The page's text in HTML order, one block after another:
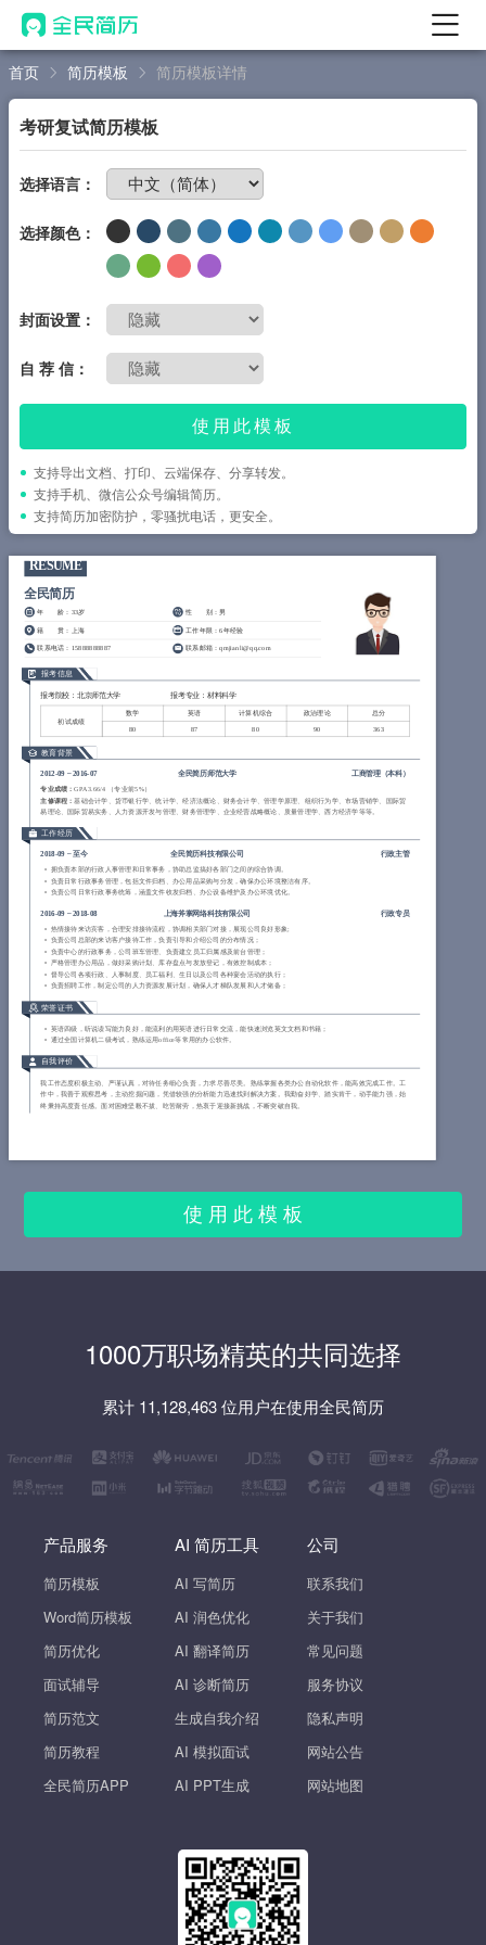
首页
AI 简历工具
AI 优化简历
AI 翻译简历
AI 诊断简历
AI 模拟面试
面试自我介绍
简历教程
登录 / 注册
首页 简历模板 简历模板详情
考研复试简历模板
选择语言：
选择颜色：
封面设置：
自 荐 信：
使用此模板
支持导出文档、打印、云端保存、分享转发。
支持手机、微信公众号编辑简历。
支持简历加密防护，零骚扰电话，更安全。
RESUME
全民简历
年 龄 ：33岁 性 别 ：男
籍 贯 ：上海 工作年限 ：6年经验
联系电话 ：15888888887 联系邮箱 ：qmjianli@qq.com
报考信息
报考院校：北京师范大学 报考专业：材料科学
初试成绩
数学 英语 计算机综合 政治理论
总分
80
87 80 90 363
教育背景
2012-09 ~2016-07 全民简历师范大学 工商管理（本科）
专业成绩：GPA 3.66/4 （专业前5%）
主修课程：基础会计学、货币银行学、统计学、经济法概论、财务会计学、管理学原理、组织行为学、市场营销学、国际贸
易理论、国际贸易实务、人力资源开发与管理、财务管理学、企业经营战略概论、质量管理学、西方经济学等等。
工作经历
2018-09 ~至今 全民简历科技有限公司
行政主管
拥负责本部的行政人事管理和日常事务，协助总监搞好各部门之间的综合协调。
负责日常行政事务管理，包括文件归档、办公用品采购与分发，确保办公环境整洁有序。
负责公司日常行政事务统筹，涵盖文件收发归档、办公设备维护及办公环境优化。
2016-09 ~2018-08 上海斧掌网络科技有限公司 行政专员
热情接待来访宾客，合理安排接待流程，协调相关部门对接，展现公司良好形象;
负责公司总部的来访客户接待工作，负责引导和介绍公司的分布情况；
负责中心的行政事务，公司班车管理、负责建立员工归属感及前台管理；
严格管理办公用品，做好采购计划、库存盘点与发放登记，有效控制成本；
督导公司各项行政、人事制度、员工福利、生日以及公司各种宴会活动的执行；
负责招聘工作，制定公司的人力资源发展计划，确保人才梯队发展和人才储备；
荣誉证书
英语四级，听说读写能力良好，能流利的用英语进行日常交流，能快速浏览英文文档和书籍；
通过全国计算机二级考试，熟练运用office等常用的办公软件。
自我评价
我工作态度积极主动、严谨认真，对待任务细心负责，力求尽善尽美。熟练掌握各类办公自动化软件，能高效完成工作。工
作中，我善于观察思考，主动挖掘问题，凭借较强的分析能力迅速找到解决方案。我勤奋好学、踏实肯干，动手能力强，始
终秉持高度责任感。面对困难坚毅不拔、吃苦耐劳，热衷于迎接新挑战，不断突破自我。
使 用 此 模 板
1000万职场精英的共同选择
累计 11,128,463 位用户在使用全民简历
产品服务
简历模板
Word简历模板
简历优化
面试辅导
简历范文
简历教程
全民简历APP
AI 简历工具
AI 写简历
AI 润色优化
AI 翻译简历
AI 诊断简历
生成自我介绍
AI 模拟面试
AI PPT生成
公司
联系我们
关于我们
常见问题
服务协议
隐私声明
网站公告
网站地图